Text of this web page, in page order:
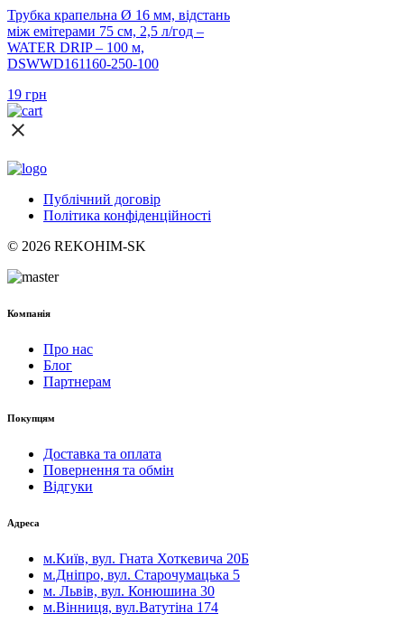
Трубка крапельна Ø 16 мм, відстань
між емітерами 75 см, 2,5 л/год –
WATER DRIP – 100 м,
DSWWD161160-250-100
19 грн
Публічний договір
Політика конфіденційності
© 2026 REKOHIM-SK
Компанія
Про нас
Блог
Партнерам
Покупцям
Доставка та оплата
Повернення та обмін
Відгуки
Адреса
м.Київ, вул. Гната Хоткевича 20Б
м.Дніпро, вул. Старочумацька 5
м. Львів, вул. Конюшина 30
м.Вінниця, вул.Ватутіна 174